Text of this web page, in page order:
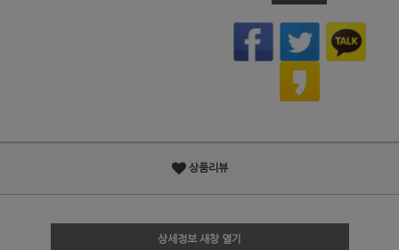
상품리뷰
상세정보 새창 열기